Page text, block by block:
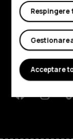
Explorează
Despre
Planet and
Asistență
Facebook
Respingere
Acceptare